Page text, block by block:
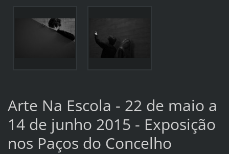
Arte Na Escola - 22 de maio a
14 de junho 2015 - Exposição
nos Paços do Concelho